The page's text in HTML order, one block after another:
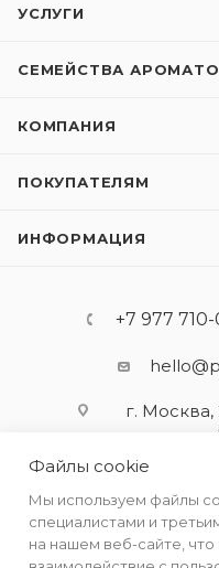
УСЛУГИ
СЕМЕЙСТВА
КОМПАНИЯ
ПОКУПАТЕЛЯМ
ИНФОРМАЦИЯ
+7 977 710-
г.
Файлы cookie
Мы используем файлы
специалистами и
на нашем веб-сайте,